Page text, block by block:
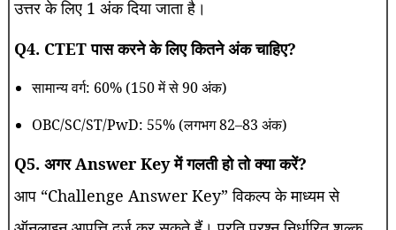
उत्तर के लिए 1 अंक दिया जाता है।
Q4. CTET पास करने के लिए कितने अंक चाहिए?
सामान्य वर्ग: 60% (150 में से 90 अंक)
OBC/SC/ST/PwD: 55% (लगभग 82–83 अंक)
Q5. अगर Answer Key में गलती हो तो क्या करें?
आप “Challenge Answer Key” विकल्प के माध्यम से